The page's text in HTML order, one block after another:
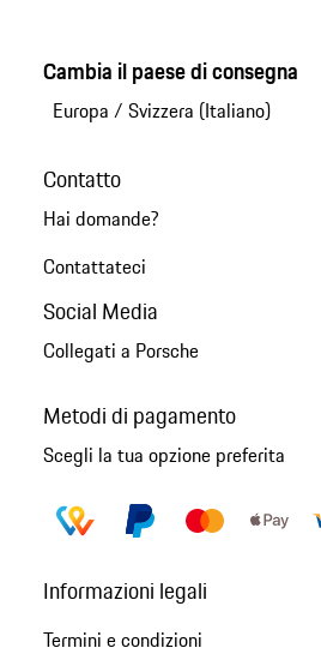
Cambia il paese di consegna
Europa / Svizzera (Italiano)
Contatto
Hai domande?
Contattateci
Social Media
Collegati a Porsche
Metodi di pagamento
Scegli la tua opzione preferita
Informazioni legali
Termini e condizioni